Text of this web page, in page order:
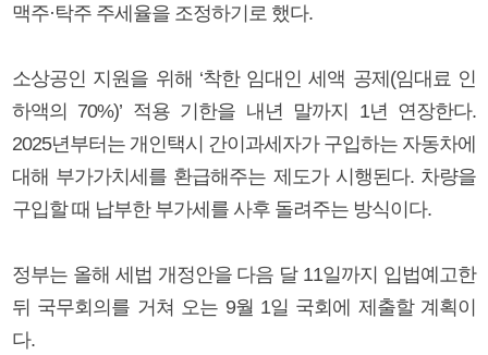
맥주·탁주 주세율을 조정하기로 했다.
소상공인 지원을 위해 ‘착한 임대인 세액 공제(임대료 인
하액의 70%)’ 적용 기한을 내년 말까지 1년 연장한다.
2025년부터는 개인택시 간이과세자가 구입하는 자동차에
대해 부가가치세를 환급해주는 제도가 시행된다. 차량을
구입할 때 납부한 부가세를 사후 돌려주는 방식이다.
정부는 올해 세법 개정안을 다음 달 11일까지 입법예고한
뒤 국무회의를 거쳐 오는 9월 1일 국회에 제출할 계획이
다.